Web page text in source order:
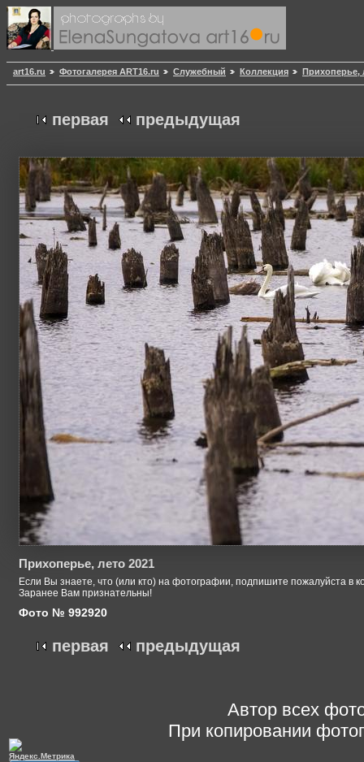
art16.ru Фотогалерея ART16.ru Служебный Коллекция Прихоперье,
первая предыдущая
Прихоперье, лето 2021
Если Вы знаете, что (или кто) на фотографии, подпишите пожалуйста в
Заранее Вам признательны!
Фото № 992920
первая предыдущая
Автор всех
При копировании